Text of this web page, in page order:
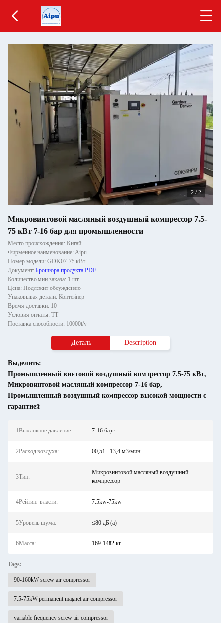
2 /2
Микровинтовой масляный воздушный компрессор 7.5-
75 кВт 7-16 бар для промышленности
Место происхождения: Китай
Фирменное наименование: Aipu
Номер модели: GDK07-75 кВт
Документ: Брошюра продукта PDF
Количество мин заказа: 1 шт.
Цена: Подлежит обсуждению
Упаковывая детали: Контейнер
Время доставки: 10
Условия оплаты: ТТ
Поставка способности: 10000t/y
Деталь Description
Выделить:
Промышленный винтовой воздушный компрессор 7.5-75 кВт,
Микровинтовой масляный компрессор 7-16 бар,
Промышленный воздушный компрессор высокой мощности с
гарантией
1Выхлопное давление: 7-16 барг
2Расход воздуха: 00,51 - 13,4 м3/мин
3Тип:
Микровинтовой масляный воздушный
компрессор
4Рейтинг власти: 7.5kw-75kw
5Уровень шума: ≤80 дБ (а)
6Масса: 169-1482 кг
Tags:
90-160kW screw air compressor
7.5-75kW permanent magnet air compressor
variable frequency screw air compressor